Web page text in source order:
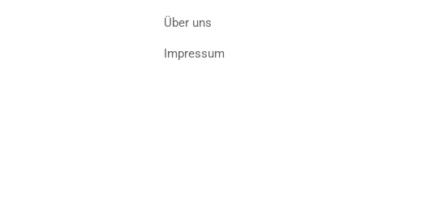
Über uns
Impressum